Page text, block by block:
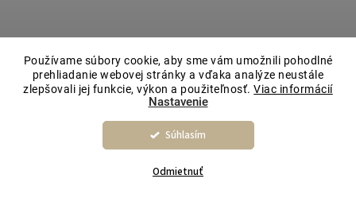
Používame súbory cookie, aby sme vám umožnili pohodlné
prehliadanie webovej stránky a vďaka analýze neustále
zlepšovali jej funkcie, výkon a použiteľnosť.Viac informácií
Nastavenie
Odmietnuť
Súhlasím